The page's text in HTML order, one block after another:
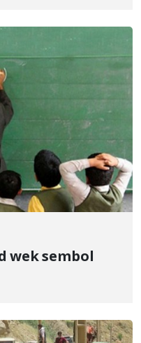
wek sembol